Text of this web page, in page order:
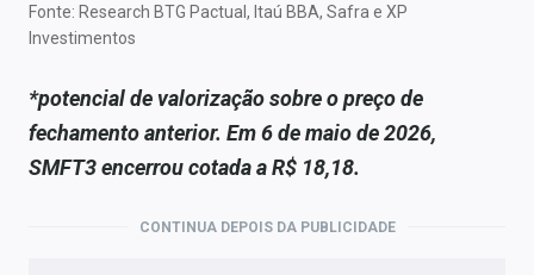
Fonte: Research BTG Pactual, Itaú BBA, Safra e XP
Investimentos
*potencial de valorização sobre o preço de
fechamento anterior. Em 6 de maio de 2026,
SMFT3 encerrou cotada a R$ 18,18.
CONTINUA DEPOIS DA PUBLICIDADE